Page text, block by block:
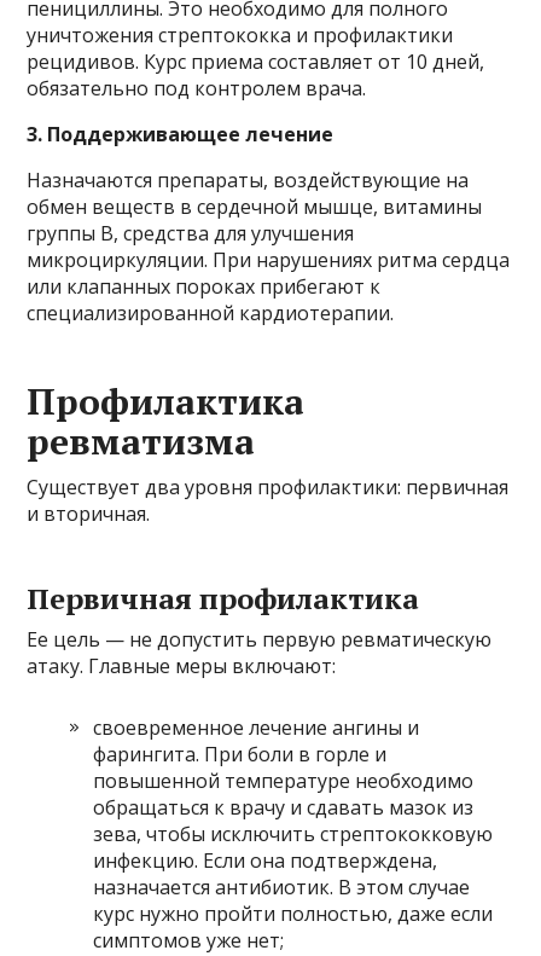
пенициллины. Это необходимо для полного
уничтожения стрептококка и профилактики
рецидивов. Курс приема составляет от 10 дней,
обязательно под контролем врача.
3. Поддерживающее лечение
Назначаются препараты, воздействующие на
обмен веществ в сердечной мышце, витамины
группы B, средства для улучшения
микроциркуляции. При нарушениях ритма сердца
или клапанных пороках прибегают к
специализированной кардиотерапии.
Профилактика
ревматизма
Существует два уровня профилактики: первичная
и вторичная.
Первичная профилактика
Ее цель — не допустить первую ревматическую
атаку. Главные меры включают:
своевременное лечение ангины и
фарингита. При боли в горле и
повышенной температуре необходимо
обращаться к врачу и сдавать мазок из
зева, чтобы исключить стрептококковую
инфекцию. Если она подтверждена,
назначается антибиотик. В этом случае
курс нужно пройти полностью, даже если
симптомов уже нет;